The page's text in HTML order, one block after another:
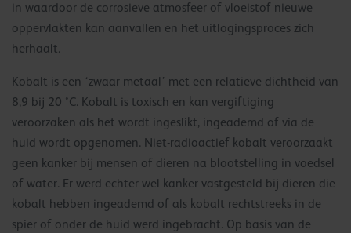
in waardoor de corrosieve atmosfeer of vloeistof nieuwe
oppervlakten kan aanvallen en het uitlogingsproces zich
herhaalt.
Kobalt is een ‘zwaar metaal’ met een relatieve dichtheid van
8,9 bij 20 °C. Kobalt is toxisch en kan vergiftiging
veroorzaken als het wordt ingeslikt, ingeademd of via de
huid wordt opgenomen. Niet-radioactief kobalt veroorzaakt
geen kanker bij mensen of dieren na blootstelling in voedsel
of water. Er werd echter wel kanker vastgesteld bij dieren die
kobalt hebben ingeademd of als kobalt rechtstreeks in de
spier of onder de huid werd ingebracht. Op basis van de